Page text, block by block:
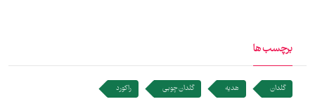
برچسب ها
گلدان هدیه گلدان چوبی راکورد